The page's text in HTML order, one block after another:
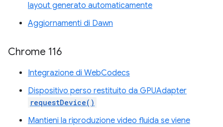
layout generato automaticamente
Aggiornamenti di Dawn
Chrome 116
Integrazione di WebCodecs
Dispositivo perso restituito da GPUAdapter
requestDevice()
Mantieni la riproduzione video fluida se viene